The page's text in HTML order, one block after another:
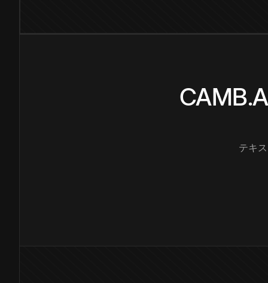
テキ